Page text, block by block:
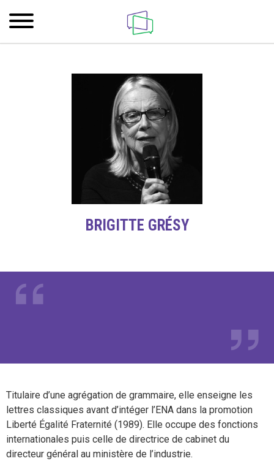
BRIGITTE GRÉSY
Titulaire d’une agrégation de grammaire, elle enseigne les
lettres classiques avant d’intéger l’ENA dans la promotion
Liberté Égalité Fraternité (1989). Elle occupe des fonctions
internationales puis celle de directrice de cabinet du
directeur général au ministère de l’industrie.